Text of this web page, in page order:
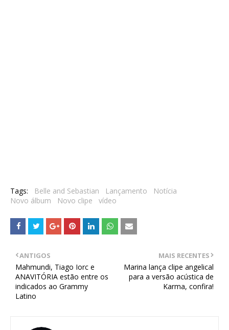
Tags: Belle and Sebastian Lançamento
Notícia
Novo álbum
Novo clipe vídeo
MAIS RECENTES
Marina lança clipe angelical
para a versão acústica de
Karma, confira!
ANTIGOS
Mahmundi, Tiago Iorc e
ANAVITÓRIA estão entre os
indicados ao Grammy
Latino